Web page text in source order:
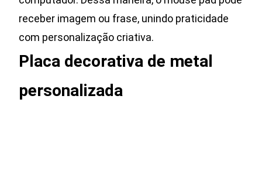
receber imagem ou frase, unindo praticidade
com personalização criativa.
Placa decorativa de metal
personalizada